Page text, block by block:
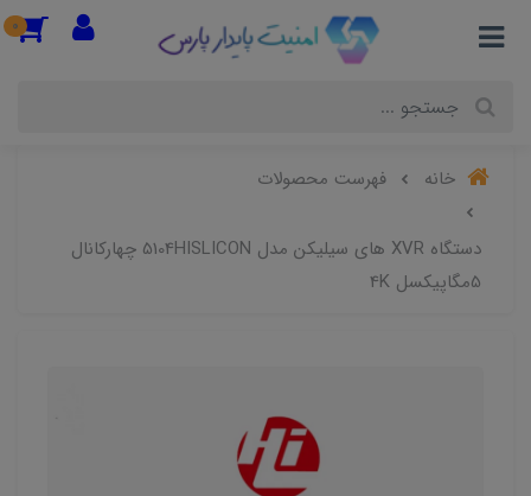
0
خانه فهرست محصولات
دستگاه XVR های سیلیکن مدل 5104HISLICON چهارکانال
5مگاپیکسل 4K